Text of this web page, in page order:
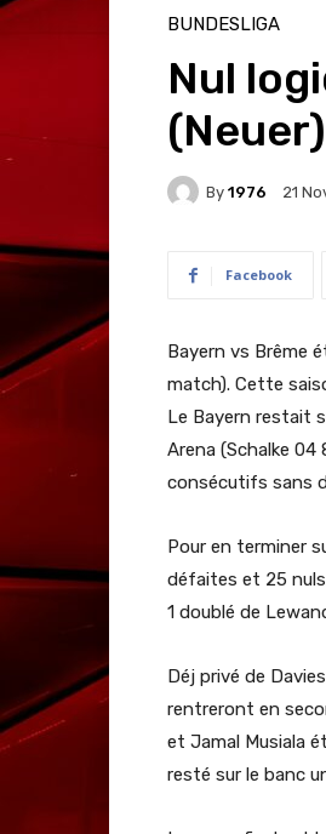
BUNDESLIGA
Nul
(Neuer)
By 1976 21
Facebook
Bayern vs Brême
match). Cette
Le Bayern restait
Arena (Schalke
consécutifs sans
Pour en terminer
défaites et 25
1 doublé de
Déj privé de
rentreront en
et Jamal Musiala
resté sur le banc